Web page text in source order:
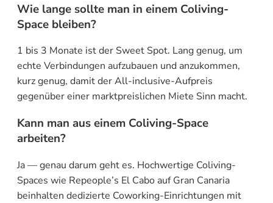
Wie lange sollte man in einem Coliving-
Space bleiben?
1 bis 3 Monate ist der Sweet Spot. Lang genug, um
echte Verbindungen aufzubauen und anzukommen,
kurz genug, damit der All-inclusive-Aufpreis
gegenüber einer marktpreislichen Miete Sinn macht.
Kann man aus einem Coliving-Space
arbeiten?
Ja — genau darum geht es. Hochwertige Coliving-
Spaces wie Repeople’s El Cabo auf Gran Canaria
beinhalten dedizierte Coworking-Einrichtungen mit